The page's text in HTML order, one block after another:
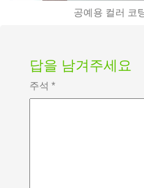
공예용 컬러 코
답을 남겨주세요
주석 *